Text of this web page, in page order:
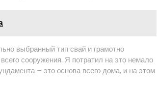
выбранный тип свай и грамотно
сооружения. Я потратил на это немало
– это основа всего дома, и на этом